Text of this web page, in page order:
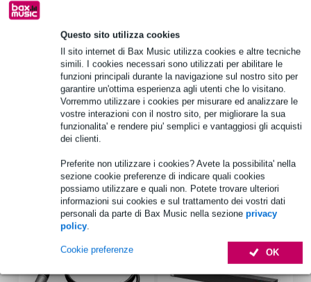
Questo sito utilizza cookies
Il sito internet di Bax Music utilizza cookies e altre tecniche
simili. I cookies necessari sono utilizzati per abilitare le
funzioni principali durante la navigazione sul nostro sito per
garantire un'ottima esperienza agli utenti che lo visitano.
Vorremmo utilizzare i cookies per misurare ed analizzare le
vostre interazioni con il nostro sito, per migliorare la sua
funzionalita' e rendere piu' semplici e vantaggiosi gli acquisti
dei clienti.
Preferite non utilizzare i cookies? Avete la possibilita' nella
sezione cookie preferenze di indicare quali cookies
possiamo utilizzare e quali non. Potete trovare ulteriori
informazioni sui cookies e sul trattamento dei vostri dati
personali da parte di Bax Music nella sezione privacy
policy.
OK
Cookie preferenze
15,70 € di premio
Informazioni sul prodotto
Lettore multimediale Omnitronic DMP-103RDS
formati CD riproducibili: CD/-R/-RW
formato riproducibile: WMA, MP3
Accessori (5)